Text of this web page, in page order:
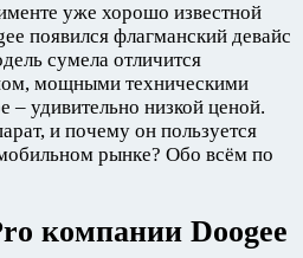
уже хорошо известной
появился флагманский девайс
сумела отличится
мощными техническими
– удивительно низкой ценой.
и почему он пользуется
рынке? Обо всём по
компании Doogee